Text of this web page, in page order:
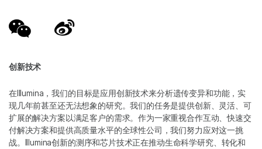
创新技术
在Illumina，我们的目标是应用创新技术来分析遗传变异和功能，实
现几年前甚至还无法想象的研究。我们的任务是提供创新、灵活、可
扩展的解决方案以满足客户的需求。作为一家重视合作互动、快速交
付解决方案和提供高质量水平的全球性公司，我们努力应对这一挑
战。Illumina创新的测序和芯片技术正在推动生命科学研究、转化和